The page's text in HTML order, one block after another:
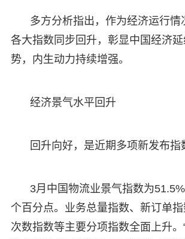
多方分析指出，作为经济运行情
各大指数同步回升，彰显中国经济
势，内生动力持续增强。
经济景气水平回升
回升向好，是近期多项新发布指
3月中国物流业景气指数为
个百分点。业务总量指数、新订单
次数指数等主要分项指数全面上升。